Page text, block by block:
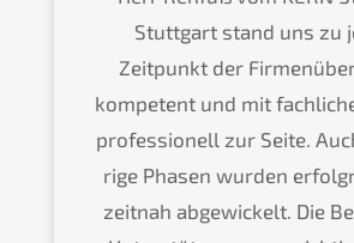
Stutt­gart stand uns zu
Zeitpunkt der
kompe­tent und mit
profes­sio­nell zur Seite.
ri­ge Phasen wurden
zeitnah abgewi­ckelt. Die